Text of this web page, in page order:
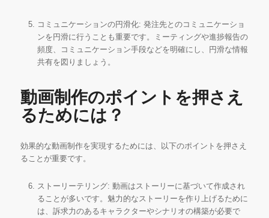
コミュニケーションの円滑化: 発注先とのコミュニケーショ
ンを円滑に行うことも重要です。ミーティングや進捗報告の
頻度、コミュニケーション手段などを明確にし、円滑な情報
共有を図りましょう。
動画制作のポイントを押さえ
るためには？
効果的な動画制作を実現するためには、以下のポイントを押さえ
ることが重要です。
ストーリーテリング: 動画はストーリーに基づいて作成され
ることが多いです。魅力的なストーリーを作り上げるために
は、訴求力のあるキャラクターやシナリオの構築が必要で